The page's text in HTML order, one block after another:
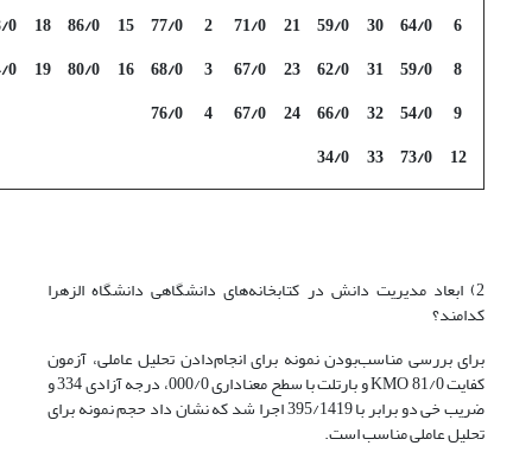
6
64/0
30
59/0
21
71/0
2
77/0
15
86/0
18
0
8
59/0
31
62/0
23
67/0
3
68/0
16
80/0
19
0
9
54/0
32
66/0
24
67/0
4
76/0
12
73/0
33
34/0
2) ابعاد مدیریت دانش در کتابخانه‌های دانشگاهی دانشگاه الزهرا
کدامند؟
برای بررسی مناسب‌بودن نمونه برای انجام‌دادن تحلیل عاملی، آزمون
کفایت KMO 81/0 و بارتلت با سطح معناداری 000/0، درجه آزادی 334 و
ضریب خی دو برابر با 395/1419 اجرا شد که نشان داد حجم نمونه برای
تحلیل عاملی مناسب است.